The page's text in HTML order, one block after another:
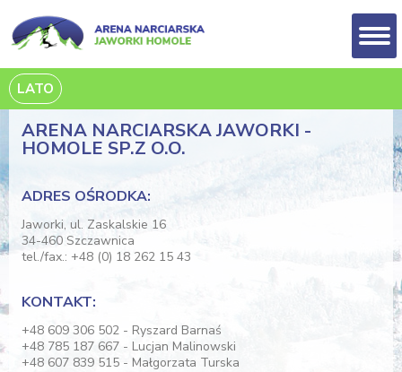
LATO
ARENA NARCIARSKA JAWORKI -
HOMOLE SP.Z O.O.
ADRES OŚRODKA:
Jaworki, ul. Zaskalskie 16
34-460 Szczawnica
tel./fax.: +48 (0) 18 262 15 43
KONTAKT:
+48 609 306 502 - Ryszard Barnaś
+48 785 187 667 - Lucjan Malinowski
+48 607 839 515 - Małgorzata Turska